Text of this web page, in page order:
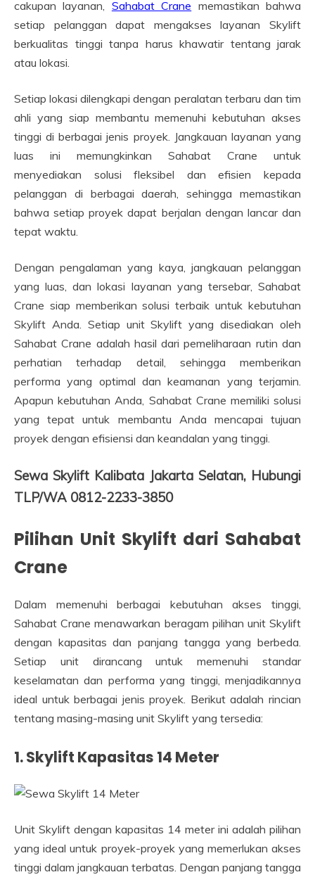
cakupan layanan, Sahabat Crane memastikan bahwa
setiap pelanggan dapat mengakses layanan Skylift
berkualitas tinggi tanpa harus khawatir tentang jarak
atau lokasi.
Setiap lokasi dilengkapi dengan peralatan terbaru dan tim
ahli yang siap membantu memenuhi kebutuhan akses
tinggi di berbagai jenis proyek. Jangkauan layanan yang
luas ini memungkinkan Sahabat Crane untuk
menyediakan solusi fleksibel dan efisien kepada
pelanggan di berbagai daerah, sehingga memastikan
bahwa setiap proyek dapat berjalan dengan lancar dan
tepat waktu.
Dengan pengalaman yang kaya, jangkauan pelanggan
yang luas, dan lokasi layanan yang tersebar, Sahabat
Crane siap memberikan solusi terbaik untuk kebutuhan
Skylift Anda. Setiap unit Skylift yang disediakan oleh
Sahabat Crane adalah hasil dari pemeliharaan rutin dan
perhatian terhadap detail, sehingga memberikan
performa yang optimal dan keamanan yang terjamin.
Apapun kebutuhan Anda, Sahabat Crane memiliki solusi
yang tepat untuk membantu Anda mencapai tujuan
proyek dengan efisiensi dan keandalan yang tinggi.
Sewa Skylift Kalibata Jakarta Selatan, Hubungi
TLP/WA 0812-2233-3850
Pilihan Unit Skylift dari Sahabat
Crane
Dalam memenuhi berbagai kebutuhan akses tinggi,
Sahabat Crane menawarkan beragam pilihan unit Skylift
dengan kapasitas dan panjang tangga yang berbeda.
Setiap unit dirancang untuk memenuhi standar
keselamatan dan performa yang tinggi, menjadikannya
ideal untuk berbagai jenis proyek. Berikut adalah rincian
tentang masing-masing unit Skylift yang tersedia:
1. Skylift Kapasitas 14 Meter
Unit Skylift dengan kapasitas 14 meter ini adalah pilihan
yang ideal untuk proyek-proyek yang memerlukan akses
tinggi dalam jangkauan terbatas. Dengan panjang tangga